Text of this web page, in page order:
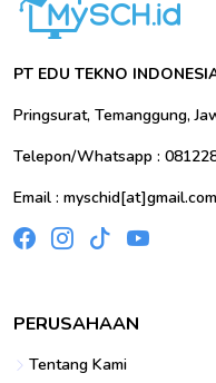
PT EDU TEKNO
Pringsurat, Temanggung,
Telepon/Whatsapp :
Email : myschid[at]gmail.com
PERUSAHAAN
Tentang Kami